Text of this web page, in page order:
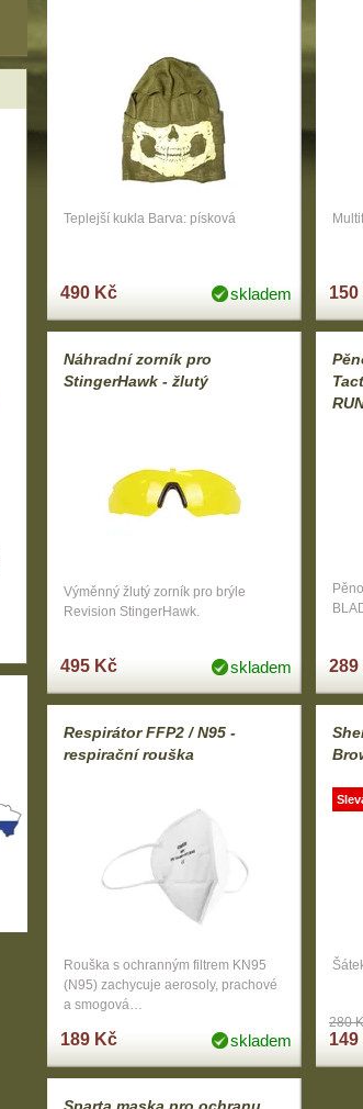
Teplejší kukla Barva: písková
490 Kč skladem
Náhradní zorník pro
StingerHawk - žlutý
Výměnný žlutý zorník pro brýle
Revision StingerHawk.
495 Kč skladem 289
Respirátor FFP2 / N95 -
respirační rouška
Rouška s ochranným filtrem KN95
(N95) zachycuje aerosoly, prachové
a smogová…
189 Kč skladem
280